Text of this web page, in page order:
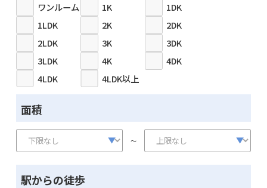
ワンルーム 1K
1DK
1LDK
2K
2DK
2LDK
3K
3DK
3LDK
4K
4DK
4LDK
4LDK以上
面積
～
駅からの徒歩